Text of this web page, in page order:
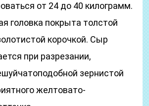
от 24 до 40 килограмм.
головка покрыта толстой
корочкой. Сыр
при разрезании,
зернистой
желтовато-